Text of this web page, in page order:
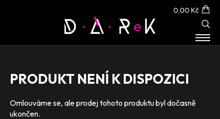
0,00 Kč
O NÁS
KONTAKT
PRODUKT NENÍ K DISPOZICI
Omlouváme se, ale prodej tohoto produktu byl dočasně
ukončen.